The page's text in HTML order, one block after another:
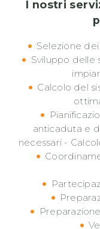
I nostri
Selezione
Sviluppo delle
Calcolo del
anticaduta e
necessari -